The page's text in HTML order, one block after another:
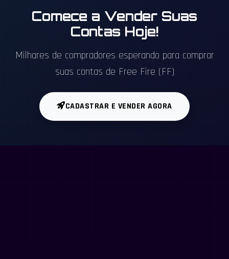
Comece a Vender Suas
Contas Hoje!
Milhares de compradores esperando para comprar
suas contas de Free Fire (FF)
CADASTRAR E VENDER AGORA